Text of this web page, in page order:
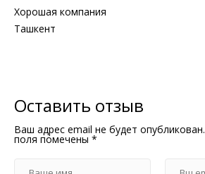
Хорошая компания
Ташкент
Оставить отзыв
Ваш адрес email не будет опубликован.
поля помечены *